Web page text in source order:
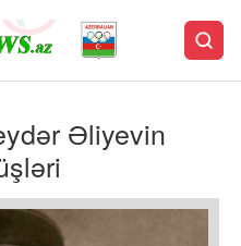
Əliyevin